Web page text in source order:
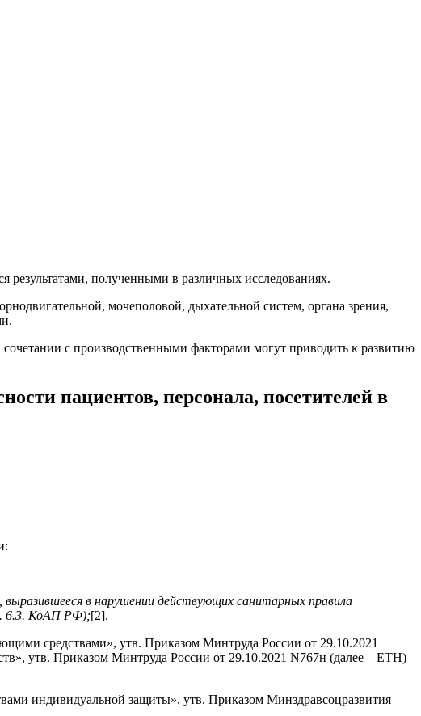
результатами, полученными в различных исследованиях.
мочеполовой, дыхательной систем, органа зрения,
с производственными факторами могут приводить к развитию
пациентов, персонала, посетителей в
выразившееся в нарушении действующих санитарных правила
6.3. КоАПРФ);[2].
средствами», утв. Приказом Минтруда России от 29.10.2021
утв. Приказом Минтруда России от 29.10.2021 N767н (далее – ЕТН)
индивидуальной защиты», утв. Приказом Минздравсоцразвития